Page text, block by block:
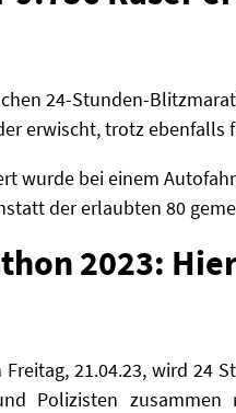
24-Stunden-
erwischt, trotz
wurde bei einem
der erlaubten 80
2023:
21.04.23, wird 24
Polizisten